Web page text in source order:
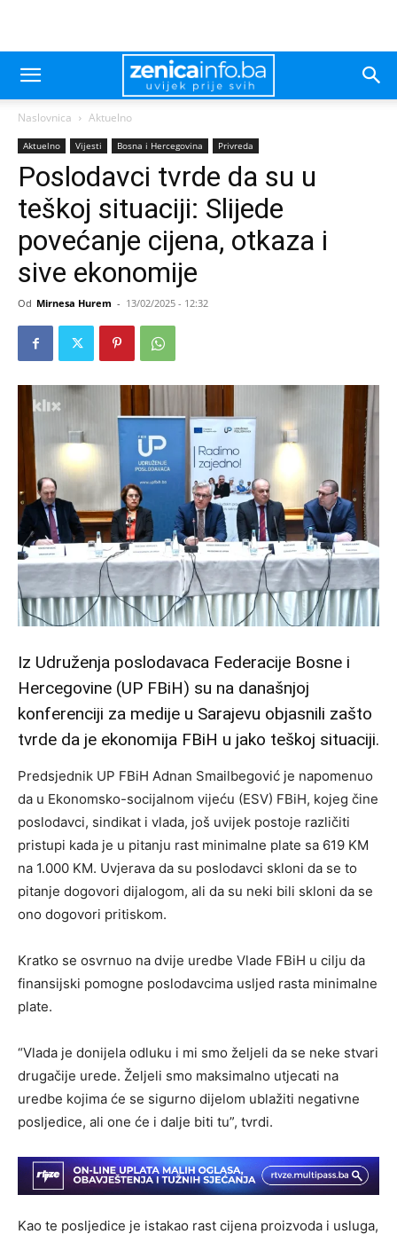
Naslovnica Aktuelno
Aktuelno Vijesti Bosna i Hercegovina Privreda
Poslodavci tvrde da su u
teškoj situaciji: Slijede
povećanje cijena, otkaza i
sive ekonomije
Od Mirnesa Hurem - 13/02/2025 - 12:32
Iz Udruženja poslodavaca Federacije Bosne i
Hercegovine (UP FBiH) su na današnjoj
konferenciji za medije u Sarajevu objasnili zašto
tvrde da je ekonomija FBiH u jako teškoj situaciji.
Predsjednik UP FBiH Adnan Smailbegović je napomenuo
da u Ekonomsko-socijalnom vijeću (ESV) FBiH, kojeg čine
poslodavci, sindikat i vlada, još uvijek postoje različiti
pristupi kada je u pitanju rast minimalne plate sa 619 KM
na 1.000 KM. Uvjerava da su poslodavci skloni da se to
pitanje dogovori dijalogom, ali da su neki bili skloni da se
ono dogovori pritiskom.
Kratko se osvrnuo na dvije uredbe Vlade FBiH u cilju da
finansijski pomogne poslodavcima usljed rasta minimalne
plate.
“Vlada je donijela odluku i mi smo željeli da se neke stvari
drugačije urede. Željeli smo maksimalno utjecati na
uredbe kojima će se sigurno dijelom ublažiti negativne
posljedice, ali one će i dalje biti tu”, tvrdi.
Kao te posljedice je istakao rast cijena proizvoda i usluga,